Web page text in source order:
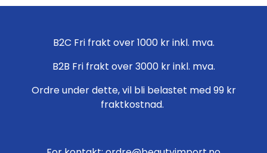
B2C Fri frakt over 1000 kr inkl. mva.
B2B Fri frakt over 3000 kr inkl. mva.
Ordre under dette, vil bli belastet med 99 kr
fraktkostnad.